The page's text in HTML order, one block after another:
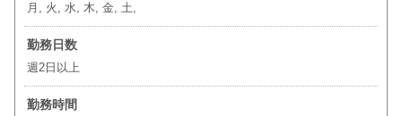
月, 火, 水, 木, 金, 土,
勤務日数
週2日以上
勤務時間